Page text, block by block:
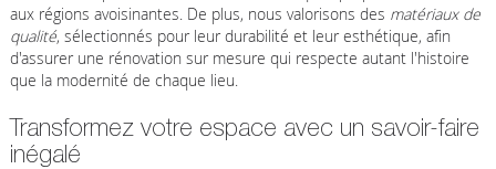
aux régions avoisinantes. De plus, nous valorisons des matériaux de
qualité, sélectionnés pour leur durabilité et leur esthétique, afin
d'assurer une rénovation sur mesure qui respecte autant l'histoire
que la modernité de chaque lieu.
Transformez votre espace avec un savoir-faire
inégalé